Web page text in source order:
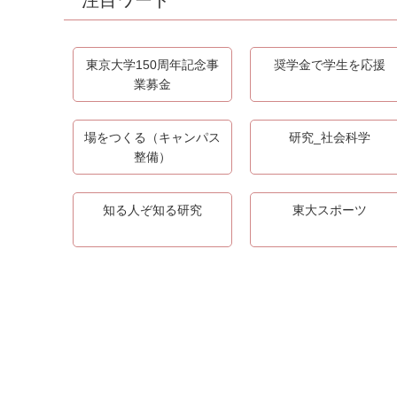
東京大学150周年記念事
業募金
奨学金で学生を応援
場をつくる（キャンパス
整備）
研究_社会科学
知る人ぞ知る研究 東大スポーツ